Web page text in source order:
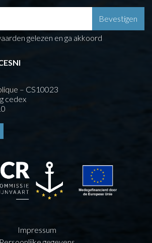
gelezen en ga akkoord
– CS10023
cedex
Impressum